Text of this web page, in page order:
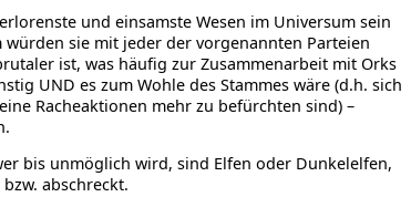
und einsamste Wesen im Universum sein
würden sie mit jeder der vorgenannten Parteien
ist, was häufig zur Zusammenarbeit mit Orks
UND es zum Wohle des Stammes wäre (d.h. sich
Racheaktionen mehr zu befürchten sind) –
bis unmöglich wird, sind Elfen oder Dunkelelfen,
ab­schreckt.